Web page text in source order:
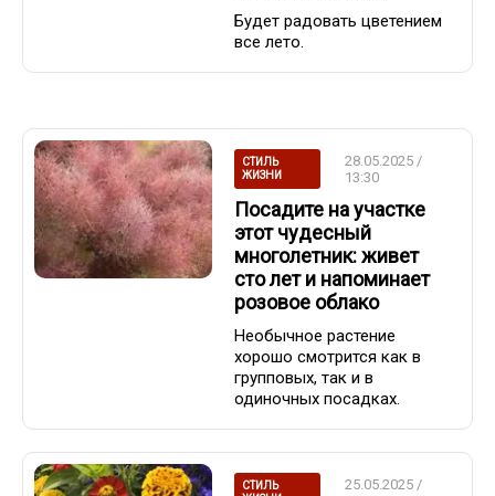
Будет радовать цветением
все лето.
СТИЛЬ
ЖИЗНИ
28.05.2025 /
13:30
Посадите на участке
этот чудесный
многолетник: живет
сто лет и напоминает
розовое облако
Необычное растение
хорошо смотрится как в
групповых, так и в
одиночных посадках.
СТИЛЬ
25.05.2025 /